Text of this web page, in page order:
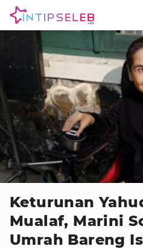
Keturunan
Mualaf, Marini
Umrah Bareng